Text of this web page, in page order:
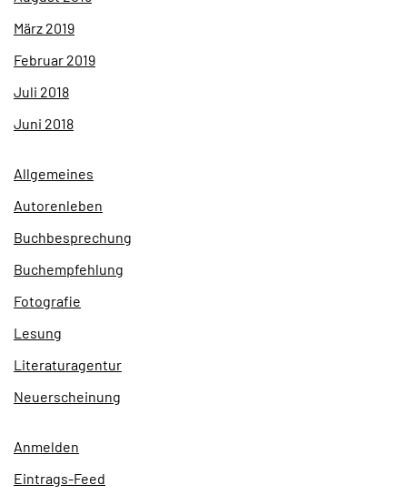
März 2019
Februar 2019
Juli 2018
Juni 2018
Allgemeines
Autorenleben
Buchbesprechung
Buchempfehlung
Fotografie
Lesung
Literaturagentur
Neuerscheinung
Anmelden
Eintrags-Feed